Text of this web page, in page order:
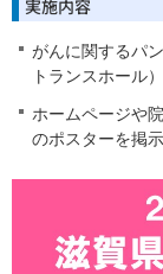
実施内容
がんに関するパ
トランスホール）
ホームページや
のポスターを掲示